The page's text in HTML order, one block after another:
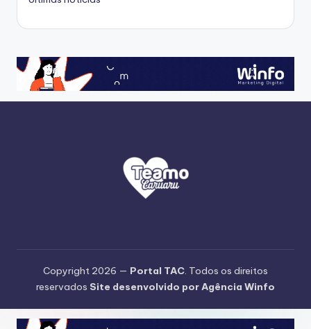
Copyright 2026 — Portal TAC. Todos os direitos
reservados Site desenvolvido por Agência Winfo